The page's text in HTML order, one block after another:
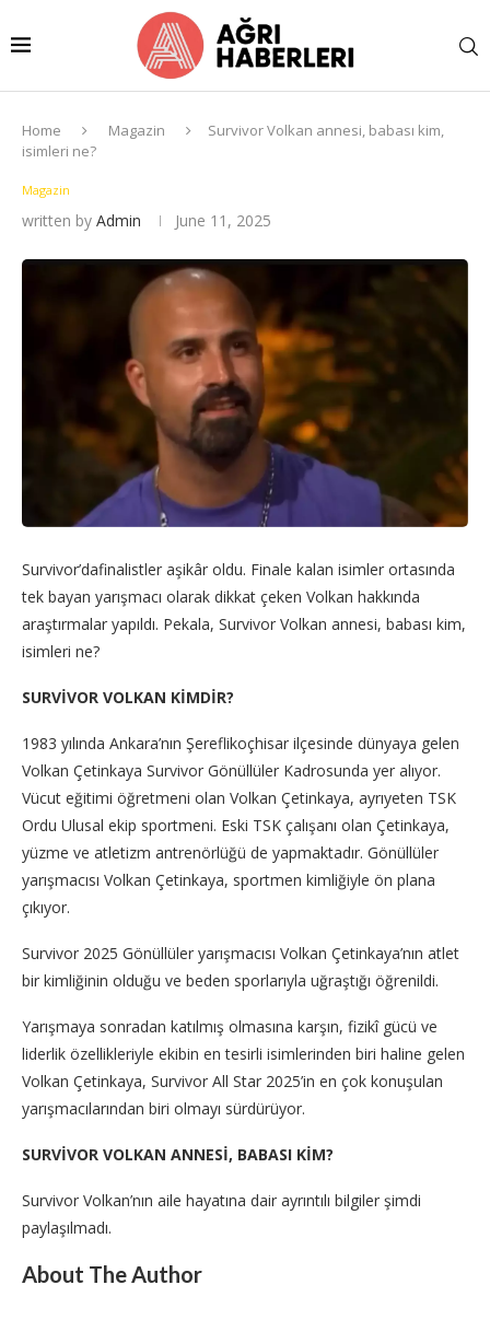
Home Magazin
Survivor Volkan annesi, babası kim,
isimleri ne?
Magazin
written by Admin June 11, 2025
Survivor’dafinalistler aşikâr oldu. Finale kalan isimler ortasında
tek bayan yarışmacı olarak dikkat çeken Volkan hakkında
araştırmalar yapıldı. Pekala, Survivor Volkan annesi, babası kim,
isimleri ne?
SURVİVOR VOLKAN KİMDİR?
1983 yılında Ankara’nın Şereflikoçhisar ilçesinde dünyaya gelen
Volkan Çetinkaya Survivor Gönüllüler Kadrosunda yer alıyor.
Vücut eğitimi öğretmeni olan Volkan Çetinkaya, ayrıyeten TSK
Ordu Ulusal ekip sportmeni. Eski TSK çalışanı olan Çetinkaya,
yüzme ve atletizm antrenörlüğü de yapmaktadır. Gönüllüler
yarışmacısı Volkan Çetinkaya, sportmen kimliğiyle ön plana
çıkıyor.
Survivor 2025 Gönüllüler yarışmacısı Volkan Çetinkaya’nın atlet
bir kimliğinin olduğu ve beden sporlarıyla uğraştığı öğrenildi.
Yarışmaya sonradan katılmış olmasına karşın, fizikî gücü ve
liderlik özellikleriyle ekibin en tesirli isimlerinden biri haline gelen
Volkan Çetinkaya, Survivor All Star 2025’in en çok konuşulan
yarışmacılarından biri olmayı sürdürüyor.
SURVİVOR VOLKAN ANNESİ, BABASI KİM?
Survivor Volkan’nın aile hayatına dair ayrıntılı bilgiler şimdi
paylaşılmadı.
About The Author